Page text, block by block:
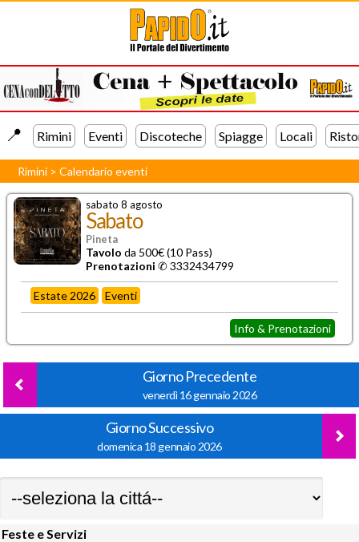
📍️ Rimini Eventi Discoteche Spiagge Locali
Rimini >Calendario eventi
sabato 8 agosto
Sabato
Pineta
Tavolo da 500€ (10 Pass)
Prenotazioni ✆3332434799
Estate 2026 Eventi
Info & Prenotazioni
Giorno Precedente
venerdì 16 gennaio 2026
Giorno Successivo
domenica 18 gennaio 2026
Feste e Servizi